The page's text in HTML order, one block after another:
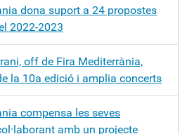
dona suport a 24 propostes
2022-2023
off de Fira Mediterrània,
la 10a edició i amplia concerts
compensa les seves
amb un projecte